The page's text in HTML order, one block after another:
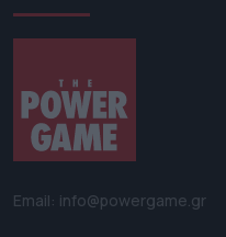
Email: info@powergame.gr